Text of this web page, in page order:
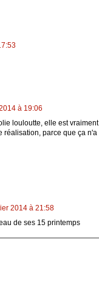
à 19:06
louloutte, elle est
réalisation, parce que ça
2014 à 21:58
de ses 15 printemps